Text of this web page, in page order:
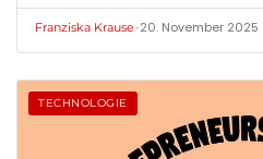
Franziska Krause•20. November 2025
TECHNOLOGIE